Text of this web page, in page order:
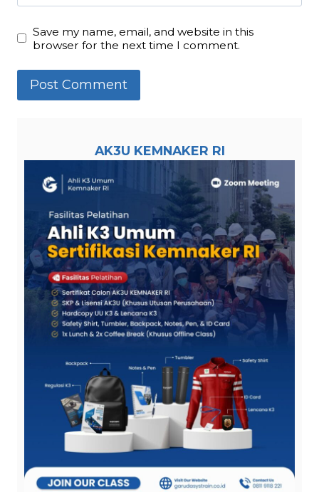
Save my name, email, and website in this
browser for the next time I comment.
AK3U KEMNAKER RI